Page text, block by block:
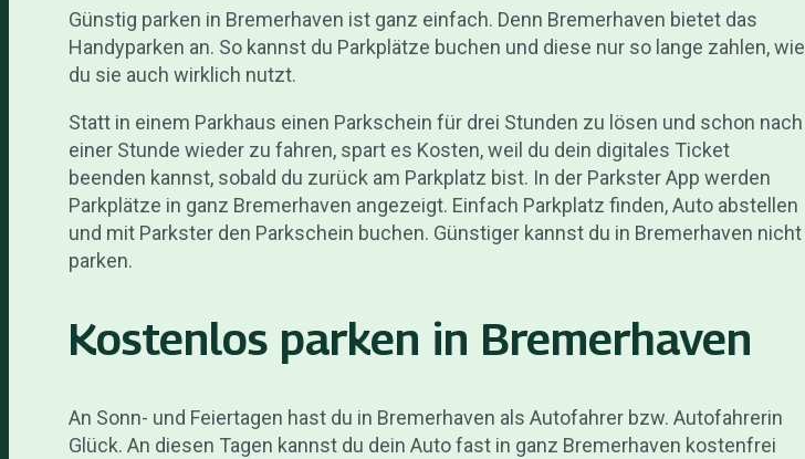
Günstig parken in Bremerhaven ist ganz einfach. Denn Bremerhaven bietet das
Handyparken an. So kannst du Parkplätze buchen und diese nur so lange zahlen, wie
du sie auch wirklich nutzt.
Statt in einem Parkhaus einen Parkschein für drei Stunden zu lösen und schon nach
einer Stunde wieder zu fahren, spart es Kosten, weil du dein digitales Ticket
beenden kannst, sobald du zurück am Parkplatz bist. In der Parkster App werden
Parkplätze in ganz Bremerhaven angezeigt. Einfach Parkplatz finden, Auto abstellen
und mit Parkster den Parkschein buchen. Günstiger kannst du in Bremerhaven nicht
parken.
Kostenlos parken in Bremerhaven
An Sonn- und Feiertagen hast du in Bremerhaven als Autofahrer bzw. Autofahrerin
Glück. An diesen Tagen kannst du dein Auto fast in ganz Bremerhaven kostenfrei